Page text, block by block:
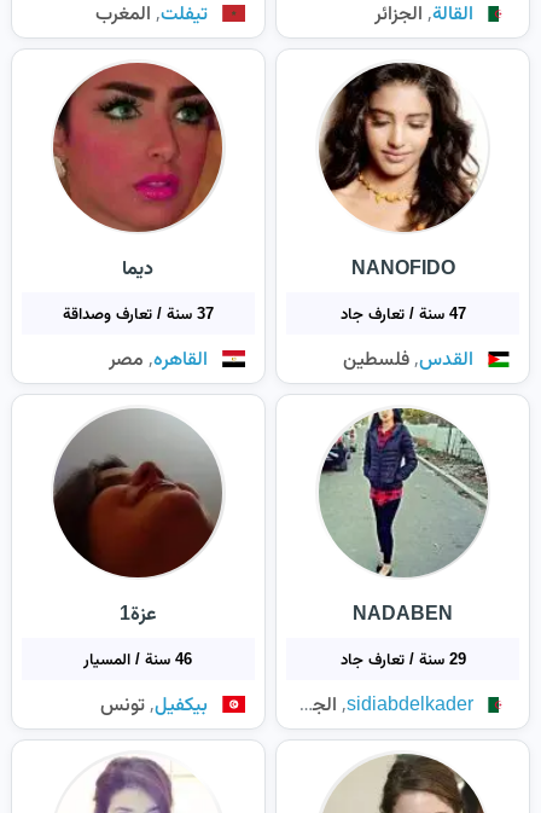
القالة, الجزائر تيفلت, المغرب
NANOFIDO
47 سنة / تعارف جاد
القدس,فلسطين
ديما
37 سنة / تعارف وصداقة
القاهره, مصر
NADABEN
29 سنة / تعارف جاد
sidiabdelkader
, الجزائر
عزة1
46 سنة / المسيار
بيكفيل, تونس